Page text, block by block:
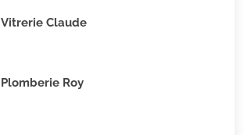
Vitrerie Claude
Plomberie Roy